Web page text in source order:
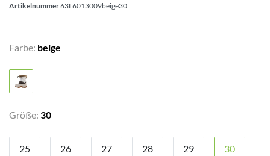
Artikelnummer63L6013009beige30
Farbe: beige
Größe: 30
25 26 27 28 29 30